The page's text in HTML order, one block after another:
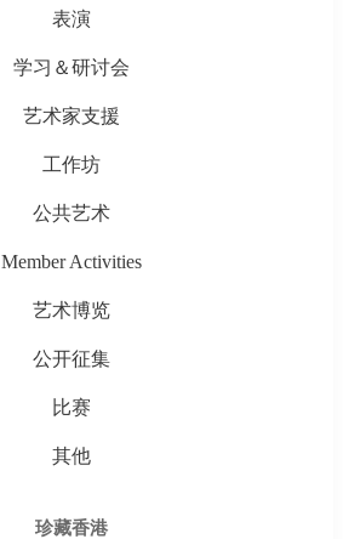
表演
学习＆研讨会
艺术家支援
工作坊
公共艺术
Member Activities
艺术博览
公开征集
比赛
其他
珍藏香港